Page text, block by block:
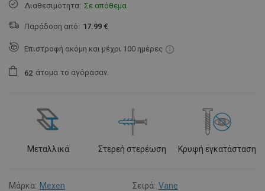
Διαθεσιμότητα: Σε απόθεμα
Παράδοση από: 17.99 €
Επιστροφή ακόμη και μέχρι 100 ημέρες
62 άτομα το αγόρασαν.
Μεταλλικά Στερεή στερέωση Κρυφή εγκατάσταση
Μάρκα: Mexen Σειρά: Vane